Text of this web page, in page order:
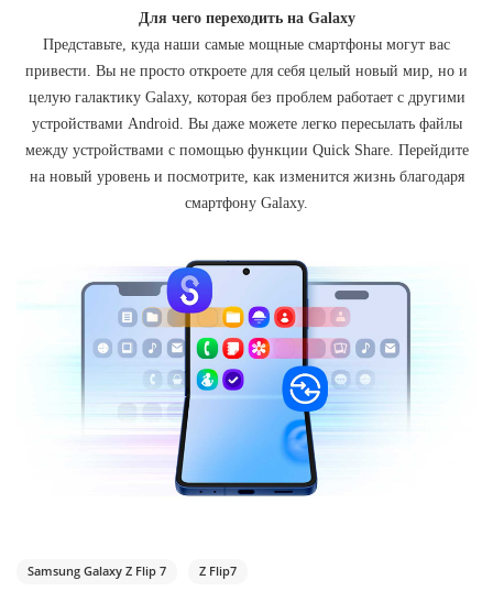
Для чего переходить на Galaxy
Представьте, куда наши самые мощные смартфоны могут вас
привести. Вы не просто откроете для себя целый новый мир, но и
целую галактику Galaxy, которая без проблем работает с другими
устройствами Android. Вы даже можете легко пересылать файлы
между устройствами с помощью функции Quick Share. Перейдите
на новый уровень и посмотрите, как изменится жизнь благодаря
смартфону Galaxy.
Samsung Galaxy Z Flip 7 Z Flip7